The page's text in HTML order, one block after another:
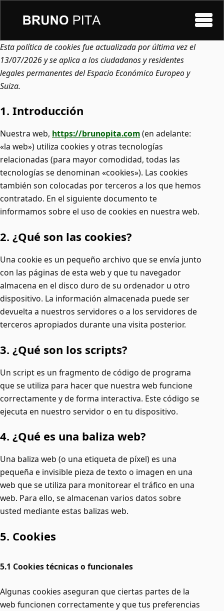
Menú
Esta política de cookies fue actualizada por última vez el
13/07/2026 y se aplica a los ciudadanos y residentes
legales permanentes del Espacio Económico Europeo y
Suiza.
1. Introducción
Nuestra web, https://brunopita.com(en adelante:
«la web») utiliza cookies y otras tecnologías
relacionadas (para mayor comodidad, todas las
tecnologías se denominan «cookies»). Las cookies
también son colocadas por terceros a los que hemos
contratado. En el siguiente documento te
informamos sobre el uso de cookies en nuestra web.
2. ¿Qué son las cookies?
Una cookie es un pequeño archivo que se envía junto
con las páginas de esta web y que tu navegador
almacena en el disco duro de su ordenador u otro
dispositivo. La información almacenada puede ser
devuelta a nuestros servidores o a los servidores de
terceros apropiados durante una visita posterior.
3. ¿Qué son los scripts?
Un script es un fragmento de código de programa
que se utiliza para hacer que nuestra web funcione
correctamente y de forma interactiva. Este código se
ejecuta en nuestro servidor o en tu dispositivo.
4. ¿Qué es una baliza web?
Una baliza web (o una etiqueta de píxel) es una
pequeña e invisible pieza de texto o imagen en una
web que se utiliza para monitorear el tráfico en una
web. Para ello, se almacenan varios datos sobre
usted mediante estas balizas web.
5. Cookies
5.1 Cookies técnicas o funcionales
Algunas cookies aseguran que ciertas partes de la
web funcionen correctamente y que tus preferencias